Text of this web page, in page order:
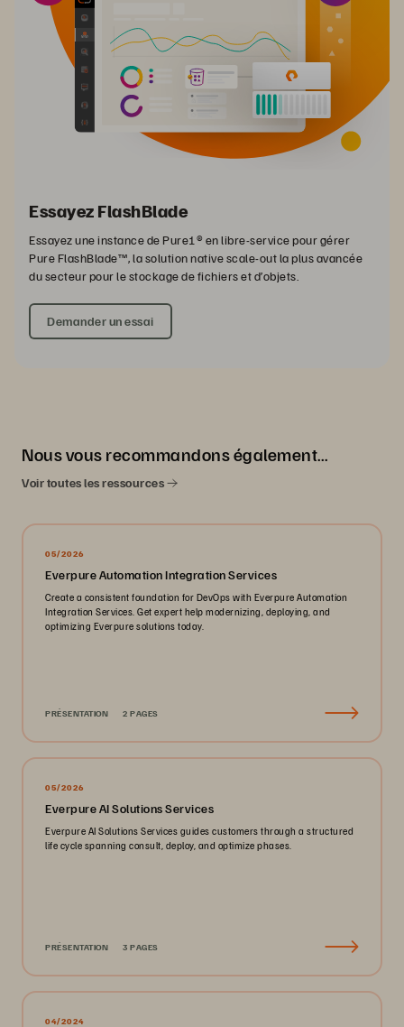
Essayez FlashBlade
Essayez une instance de Pure1® en libre-service pour gérer
Pure FlashBlade™, la solution native scale-out la plus avancée
du secteur pour le stockage de fichiers et d’objets.
Demander un essai
Nous vous recommandons également…
Voir toutes les ressources
05/2026
Everpure Automation Integration Services
Create a consistent foundation for DevOps with Everpure Automation
Integration Services. Get expert help modernizing, deploying, and
optimizing Everpure solutions today.
PRÉSENTATION 2 PAGES
05/2026
Everpure AI Solutions Services
Everpure AI Solutions Services guides customers through a structured
life cycle spanning consult, deploy, and optimize phases.
PRÉSENTATION 3 PAGES
04/2024